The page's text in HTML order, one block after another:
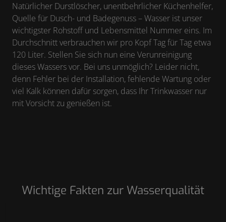
Natürlicher Durstlöscher, unentbehrlicher Küchenhelfer,
Quelle für Dusch- und Badegenuss – Wasser ist unser
wichtigster Rohstoff und Lebensmittel Nummer eins. Im
Durchschnitt verbrauchen wir pro Kopf Tag für Tag etwa
120 Liter. Stellen Sie sich nun eine Verunreinigung
dieses Wassers vor. Bei uns unmöglich? Leider nicht,
denn Fehler bei der Installation, fehlende Wartung oder
viel Kalk können dafür sorgen, dass Ihr Trinkwasser nur
mit Vorsicht zu genießen ist.
Wichtige Fakten zur Wasserqualität